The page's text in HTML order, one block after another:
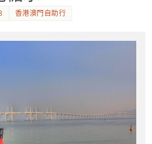
香港澳門自助行